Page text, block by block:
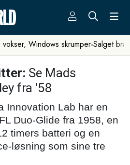
Windows skrumper Salget
Se Mads
fra '58
Innovation Lab har en
Duo-Glide fra 1958, en
timers batteri og en
løsning som sine tre